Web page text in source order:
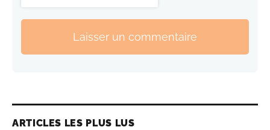
Laisser un commentaire
ARTICLES LES PLUS LUS